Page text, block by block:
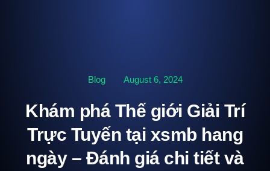
Blog August 6, 2024
Khám phá Thế giới Giải Trí
Trực Tuyến tại xsmb hang
ngày – Đánh giá chi tiết và